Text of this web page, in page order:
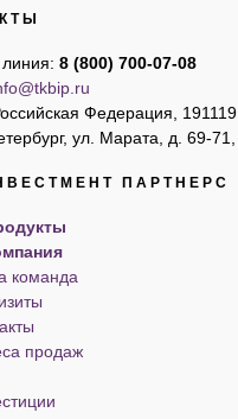
8 (800) 700-07-08
Федерация, 191119,
ул. Марата, д. 69-71,
ПАРТНЕРС
команда
продаж